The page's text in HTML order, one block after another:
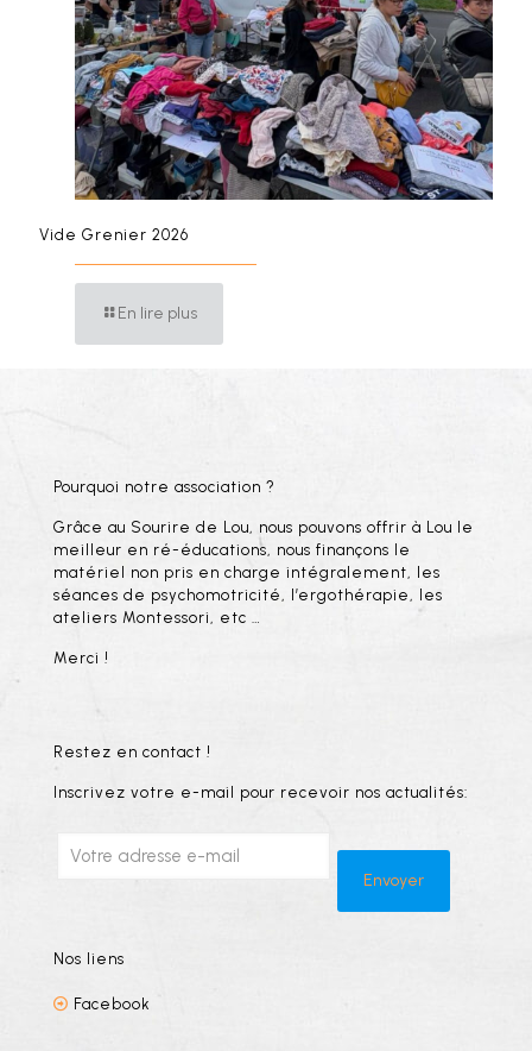
Vide Grenier 2026
En lire plus
Pourquoi notre association ?
Grâce au Sourire de Lou, nous pouvons offrir à Lou le
meilleur en ré-éducations, nous finançons le
matériel non pris en charge intégralement, les
séances de psychomotricité, l’ergothérapie, les
ateliers Montessori, etc …
Merci !
Restez en contact !
Inscrivez votre e-mail pour recevoir nos actualités:
Nos liens
Facebook